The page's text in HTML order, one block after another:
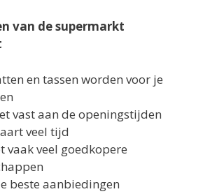
van de supermarkt
en tassen worden voor je
vast aan de openingstijden
veel tijd
vaak veel goedkopere
beste aanbiedingen